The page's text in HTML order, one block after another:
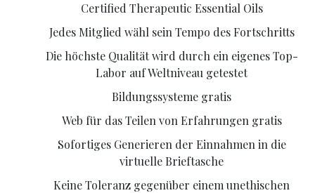
Certified Therapeutic Essential Oils
Jedes Mitglied wähl sein Tempo des Fortschritts
Die höchste Qualität wird durch ein eigenes Top-
Labor auf Weltniveau getestet
Bildungssysteme gratis
Web für das Teilen von Erfahrungen gratis
Sofortiges Generieren der Einnahmen in die
virtuelle Brieftasche
Keine Toleranz gegenüber einem unethischen